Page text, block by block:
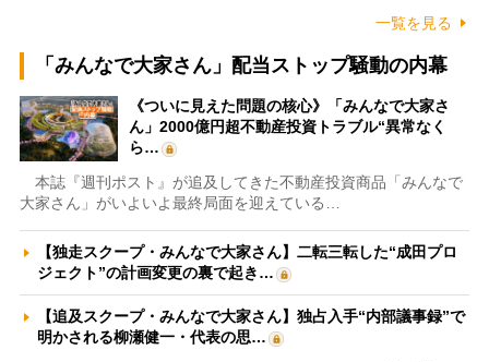
一覧を見る
「みんなで大家さん」配当ストップ騒動の内幕
《ついに見えた問題の核心》「みんなで大家さ
ん」2000億円超不動産投資トラブル“異常なく
ら…
本誌『週刊ポスト』が追及してきた不動産投資商品「みんなで
大家さん」がいよいよ最終局面を迎えている…
【独走スクープ・みんなで大家さん】二転三転した“成田プロ
ジェクト”の計画変更の裏で起き…
【追及スクープ・みんなで大家さん】独占入手“内部議事録”で
明かされる柳瀬健一・代表の思…